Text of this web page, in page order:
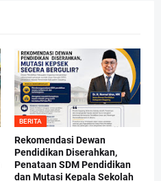
BERITA
Rekomendasi Dewan
Pendidikan Diserahkan,
Penataan SDM Pendidikan
dan Mutasi Kepala Sekolah